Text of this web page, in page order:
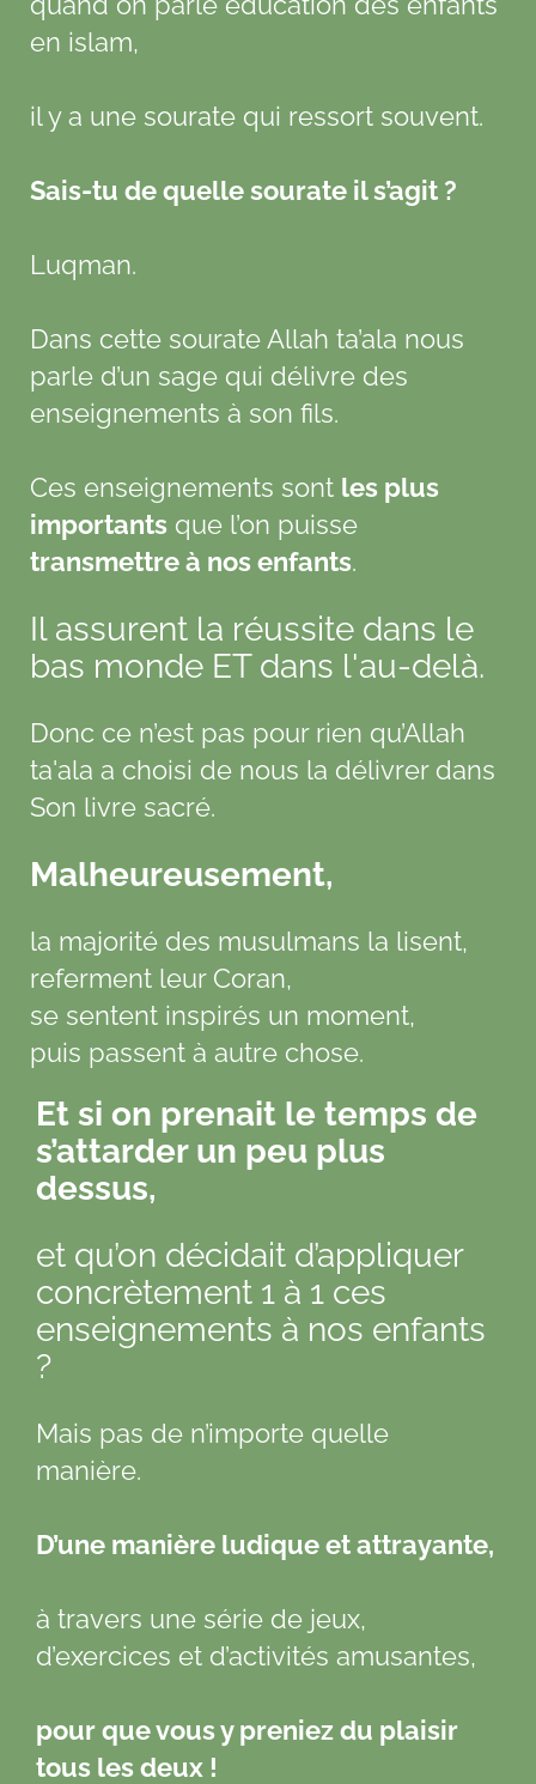
en islam,
il y a une sourate qui ressort souvent.
Sais-tu de quelle sourate il s’agit ?
Luqman.
Dans cette sourate Allah ta’ala nous
parle d’un sage qui délivre des
enseignements à son fils.
Ces enseignements sont les plus
importants que l’on puisse
transmettre à nos enfants.
Il assurent la réussite dans le
bas monde ET dans l'au-delà.
Donc ce n’est pas pour rien qu’Allah
ta'ala a choisi de nous la délivrer dans
Son livre sacré.
Malheureusement,
la majorité des musulmans la lisent,
referment leur Coran,
se sentent inspirés un moment,
puis passent à autre chose.
Et si on prenait le temps de
s’attarder un peu plus
dessus,
et qu’on décidait d’appliquer
concrètement 1 à 1 ces
enseignements à nos enfants
?
Mais pas de n’importe quelle
manière.
D’une manière ludique et attrayante,
à travers une série de jeux,
d’exercices et d’activités amusantes,
pour que vous y preniez du plaisir
tous les deux !